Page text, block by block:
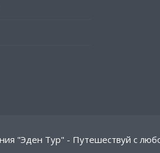
"Эден Тур" - Путешествуй с